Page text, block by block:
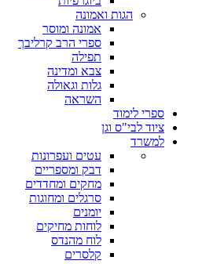
הגות ואמונה
אמונה ומוסר
ספרי הרב קרליבך
תפילה
צבא ומדינה
גלות וגאולה
השראה
ספרי לימוד
ציוד לבי"ס וגן
למשרד
עטים ועפרונות
דבק ומספריים
מחקים ומחדדים
סרגלים ומחוגות
יומנים
לוחות מחיקים
לוח מהנדס
קלסרים